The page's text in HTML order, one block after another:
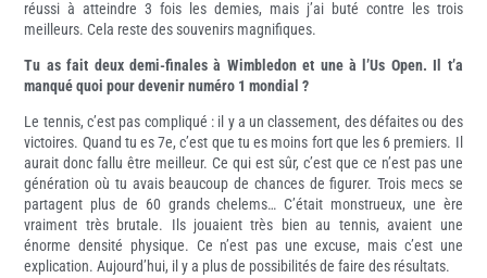
réussi à atteindre 3 fois les demies, mais j’ai buté contre les trois
meilleurs. Cela reste des souvenirs magnifiques.
Tu as fait deux demi-finales à Wimbledon et une à l’Us Open. Il t’a
manqué quoi pour devenir numéro 1 mondial ?
Le tennis, c’est pas compliqué : il y a un classement, des défaites ou des
victoires. Quand tu es 7e, c’est que tu es moins fort que les 6 premiers. Il
aurait donc fallu être meilleur. Ce qui est sûr, c’est que ce n’est pas une
génération où tu avais beaucoup de chances de figurer. Trois mecs se
partagent plus de 60 grands chelems… C’était monstrueux, une ère
vraiment très brutale. Ils jouaient très bien au tennis, avaient une
énorme densité physique. Ce n’est pas une excuse, mais c’est une
explication. Aujourd’hui, il y a plus de possibilités de faire des résultats.